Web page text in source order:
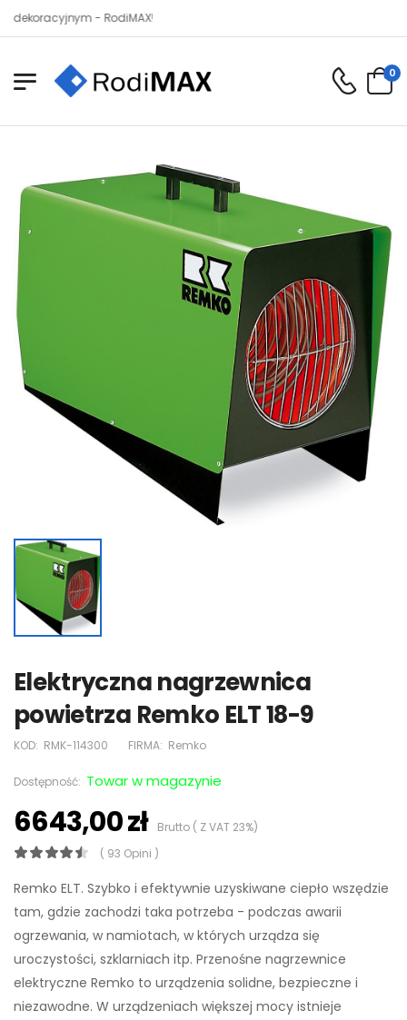
- RodiMAX!
0
Elektryczna nagrzewnica
powietrza Remko ELT 18-9
KOD: RMK-114300 FIRMA: Remko
Dostępność: Towar w magazynie
6643,00 złBrutto ( Z VAT 23%)
( 93 Opini )
Remko ELT. Szybko i efektywnie uzyskiwane ciepło wszędzie
tam, gdzie zachodzi taka potrzeba - podczas awarii
ogrzewania, w namiotach, w których urządza się
uroczystości, szklarniach itp. Przenośne nagrzewnice
elektryczne Remko to urządzenia solidne, bezpieczne i
niezawodne. W urządzeniach większej mocy istnieje